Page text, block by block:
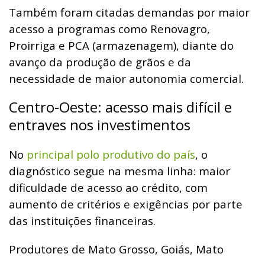
Também foram citadas demandas por maior
acesso a programas como Renovagro,
Proirriga e PCA (armazenagem), diante do
avanço da produção de grãos e da
necessidade de maior autonomia comercial.
Centro-Oeste: acesso mais difícil e
entraves nos investimentos
No principal polo produtivo do país, o
diagnóstico segue na mesma linha: maior
dificuldade de acesso ao crédito, com
aumento de critérios e exigências por parte
das instituições financeiras.
Produtores de Mato Grosso, Goiás, Mato